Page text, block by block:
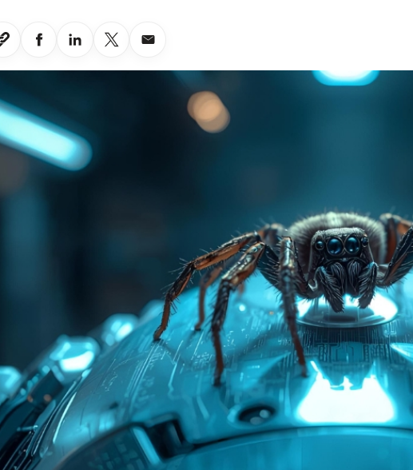
Link masolasa
Megosztas Facebookon
Megosztas LinkedInen
Megosztas X-en
Megosztas emailben